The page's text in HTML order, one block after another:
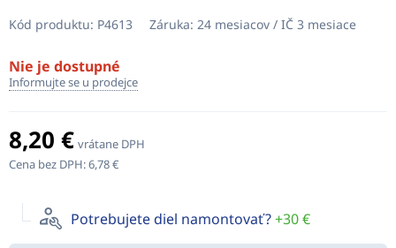
Kód produktu: P4613 Záruka: 24 mesiacov / IČ 3 mesiace
Nie je dostupné
Informujte se u prodejce
8,20 € vrátane DPH
Cena bez DPH:6,78 €
Potrebujete diel namontovať?+30 €